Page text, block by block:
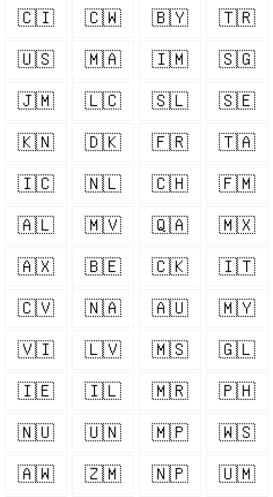
🇨🇮 🇨🇼 🇧🇾 🇹🇷
🇺🇸 🇲🇦 🇮🇲 🇸🇬
🇯🇲 🇱🇨 🇸🇱 🇸🇪
🇰🇳 🇩🇰 🇫🇷 🇹🇦
🇮🇨 🇳🇱 🇨🇭 🇫🇲
🇦🇱 🇲🇻 🇶🇦 🇲🇽
🇦🇽 🇧🇪 🇨🇰 🇮🇹
🇨🇻 🇳🇦 🇦🇺 🇲🇾
🇻🇮 🇱🇻 🇲🇸 🇬🇱
🇮🇪 🇮🇱 🇲🇷 🇵🇭
🇳🇺 🇺🇳 🇲🇵 🇼🇸
🇦🇼 🇿🇲 🇳🇵 🇺🇲